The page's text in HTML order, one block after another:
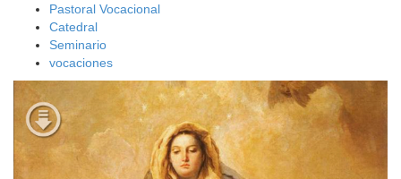
Pastoral Vocacional
Catedral
Seminario
vocaciones